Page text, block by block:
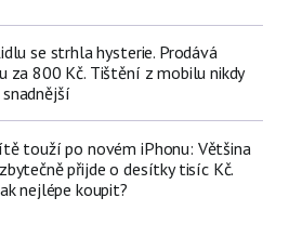
se strhla hysterie. Prodává
za 800 Kč. Tištění z mobilu nikdy
touží po novém iPhonu: Většina
přijde o desítky tisíc Kč.
nejlépe koupit?